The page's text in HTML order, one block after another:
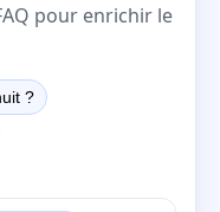
pour enrichir le
?